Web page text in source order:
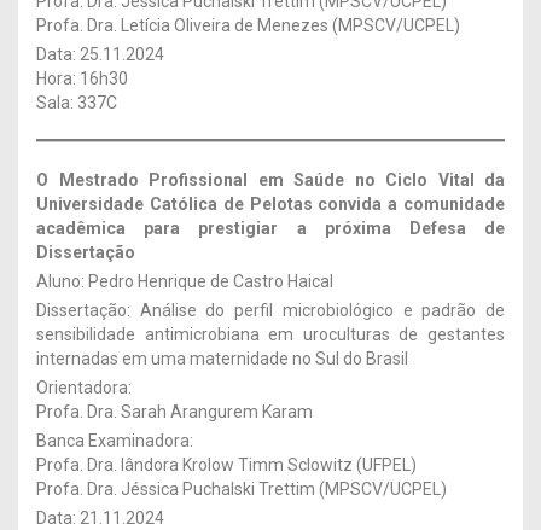
Profa. Dra. Letícia Oliveira de Menezes (MPSCV/UCPEL)
Data: 25.11.2024
Hora: 16h30
Sala: 337C
O Mestrado Profissional em Saúde no Ciclo Vital da
Universidade Católica de Pelotas convida a comunidade
acadêmica para prestigiar a próxima Defesa de
Dissertação
Aluno: Pedro Henrique de Castro Haical
Dissertação: Análise do perfil microbiológico e padrão de
sensibilidade antimicrobiana em uroculturas de gestantes
internadas em uma maternidade no Sul do Brasil
Orientadora:
Profa. Dra. Sarah Arangurem Karam
Banca Examinadora:
Profa. Dra. Iândora Krolow Timm Sclowitz (UFPEL)
Profa. Dra. Jéssica Puchalski Trettim (MPSCV/UCPEL)
Data: 21.11.2024